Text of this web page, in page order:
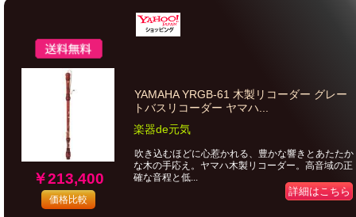
￥213,400
価格比較
YAMAHA YRGB-61 木製リコーダー グレー
トバスリコーダー ヤマハ...
楽器de元気
吹き込むほどに心惹かれる、豊かな響きとあたたか
な木の手応え。ヤマハ木製リコーダー。高音域の正
確な音程と低...
詳細はこちら